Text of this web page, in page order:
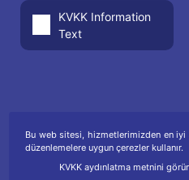
KVKK Information
Text
Bu web sitesi, hizmetlerimizden en
düzenlemelere uygun çerezler kullanır.
KVKK aydınlatma metnini